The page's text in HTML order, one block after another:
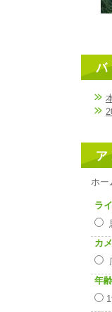
ホー
ラ
カ
年齢